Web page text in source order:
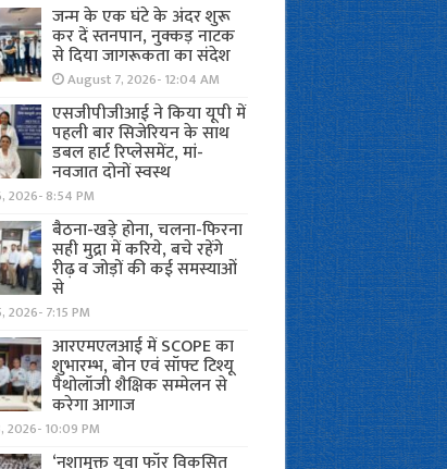
जन्म के एक घंटे के अंदर शुरू
कर दें स्तनपान, नुक्कड़ नाटक
से दिया जागरूकता का संदेश
August 7, 2026- 12:04 AM
एसजीपीजीआई ने किया यूपी में
पहली बार सिजेरियन के साथ
डबल हार्ट रिप्लेसमेंट, मां-
नवजात दोनों स्वस्थ
2026- 8:54 PM
बैठना-खड़े होना, चलना-फिरना
सही मुद्रा में करिये, बचे रहेंगे
रीढ़ व जोड़ों की कई समस्याओं
से
2026- 7:15 PM
आरएमएलआई में SCOPE का
शुभारम्भ, बोन एवं सॉफ्ट टिश्यू
पैथोलॉजी शैक्षिक सम्मेलन से
करेगा आगाज
2026- 10:09 PM
‘नशामुक्त युवा फॉर विकसित